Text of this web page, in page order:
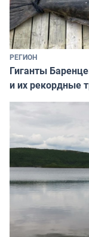
РЕГИОН
Гиганты
и их рекордные